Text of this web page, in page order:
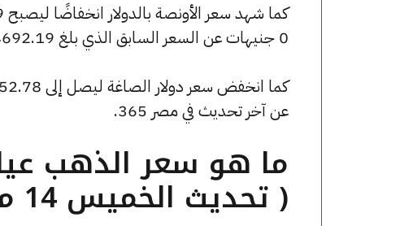
0 جنيهات عن السعر السابق الذي بلغ 4692.19 جنيهًا للبيع و0 جنيهًا للشراء.
عن آخر تحديث في مصر 365.
( تحديث الخميس 14 مايو الساعة 1:10 مساءً )